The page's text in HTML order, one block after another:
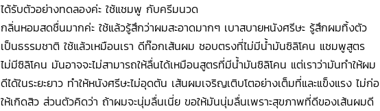
ได้รับตัวอย่างทดลองค่ะ ใช้แชมพู กับครีมนวด
กลิ่นหอมสดชื่นมากค่ะ ใช้แล้วรู้สึกว่าผมสะอาดมากๆ เบาสบายหนังศรีษะ รู้สึกผมทิ้งตัว
เป็นธรรมชาติ ใช้แล้วเหมือนเรา ดีท๊อกเส้นผม ชอบตรงที่ไม่มีน้ำมันซิลิโคน แชมพูสูตร
ไม่มีซิลิโคน มันอาจจะไม่สามารถให้ลื่นได้เหมือนสูตรที่มีน้ำมันซิลิโคน แต่เราว่ามันทำให้ผม
ดีได้ในระยะยาว ทำให้หนังศรีษะไม่อุดตัน เส้นผมเจริญเติบโตอย่างเต็มที่และแข็งแรง ไม่ก่อ
ให้เกิดสิว ส่วนตัวคิดว่า ถ้าผมจะนุ่มลื่นเนี่ย ขอให้มันนุ่มลื่นเพราะสุขภาพที่ดีของเส้นผมดี